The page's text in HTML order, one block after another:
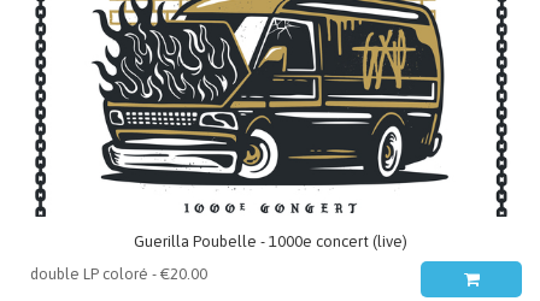
Guerilla Poubelle - 1000e concert (live)